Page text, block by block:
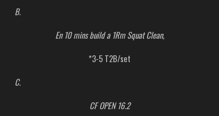
B.
En 10 mins build a 1Rm Squat Clean,
*3-5 T2B/set
C.
CF OPEN 16.2